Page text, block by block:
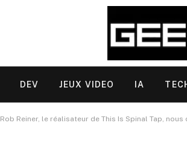
DEV JEUX VIDEO IA
Rob Reiner, le réalisateur de This Is Spinal Tap,